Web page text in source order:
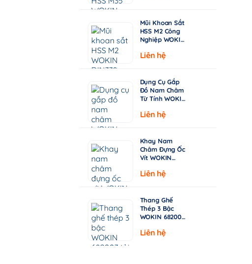
Cứng
đến
149.000 ₫
Mũi Khoan Sắt
HSS M2 Công
Nghiệp WOKIN
| Tiêu Chuẩn
Liên hệ
Dụng Cụ Gắp
Đồ Nam Châm
Từ Tính WOKIN
Rút Dài 130-
Liên hệ
Khay Nam
Châm Đựng Ốc
Vít WOKIN
Đường Kính
Liên hệ
Thang Ghế
Thép 3 Bậc
WOKIN 682003
150kg
Liên hệ